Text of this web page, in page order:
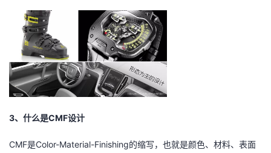
学
堂
持
我
3、什么是CMF设计
CMF是Color-Material-Finishing的缩写，也就是颜色、材料、表面